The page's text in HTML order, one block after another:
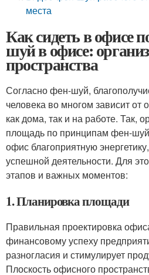
места
Как сидеть в офисе
шуй в офисе:
пространства
Согласно фен-шуй,
человека во многом зависит
как дома, так и на работе. Так,
площадь по принципам фен-
офис благоприятную
успешной деятельности. Для
этапов и важных моментов:
1. Планировка площади
Правильная проектировка
финансовому успеху
разногласия и стимулирует
Плоскость офисного